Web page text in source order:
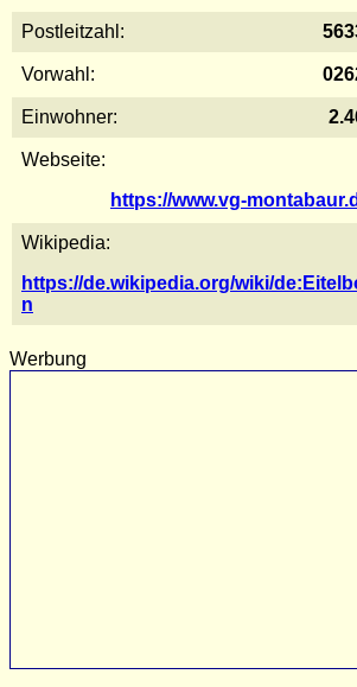
Postleitzahl:
Vorwahl:
Einwohner:
Webseite:
https://www.vg-
Wikipedia:
https://de.wikipedia.org/wiki/
n
Werbung